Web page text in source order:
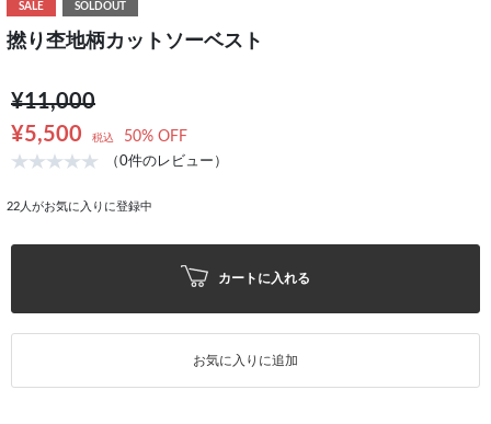
SALE SOLDOUT
撚り杢地柄カットソーベスト
¥11,000
¥5,500
税込 50% OFF
（0件のレビュー）
22 人がお気に入りに登録中
カートに入れる
お気に入りに追加